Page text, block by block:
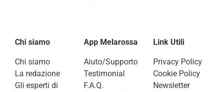
Chi siamo
Chi siamo
La redazione
Gli esperti di
App Melarossa
Aiuto/Supporto
Testimonial
F.A.Q.
Link Utili
Privacy Policy
Cookie Policy
Newsletter